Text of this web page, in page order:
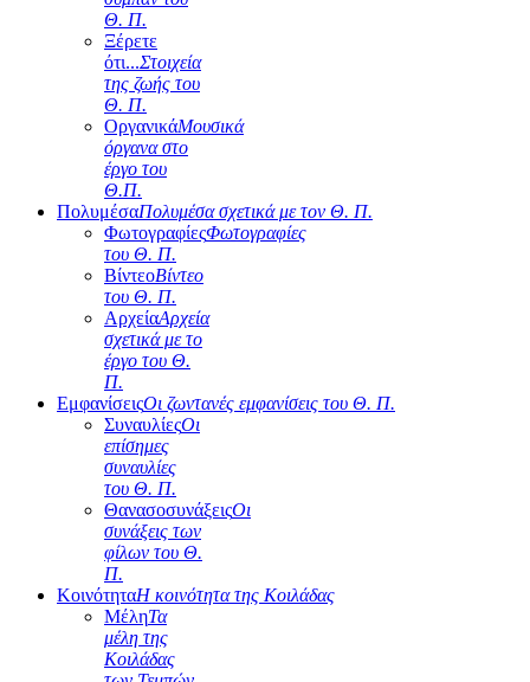
Θ. Π.
Ξέρετε
ότι...Στοιχεία
της ζωής του
Θ. Π.
ΟργανικάΜουσικά
όργανα στο
έργο του
Θ.Π.
ΠολυμέσαΠολυμέσα σχετικά με τον Θ. Π.
ΦωτογραφίεςΦωτογραφίες
του Θ. Π.
ΒίντεοΒίντεο
του Θ. Π.
ΑρχείαΑρχεία
σχετικά με το
έργο του Θ.
Π.
ΕμφανίσειςΟι ζωντανές εμφανίσεις του Θ. Π.
ΣυναυλίεςΟι
επίσημες
συναυλίες
του Θ. Π.
ΘανασοσυνάξειςΟι
συνάξεις των
φίλων του Θ.
Π.
ΚοινότηταΗ κοινότητα της Κοιλάδας
ΜέληΤα
μέλη της
Κοιλάδας